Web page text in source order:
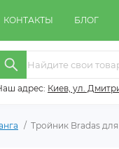
КОНТАКТЫ БЛОГ
адрес: Киeв, ул.
Тройник Bradas